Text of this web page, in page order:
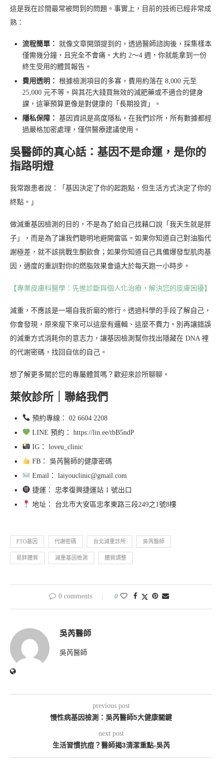
這是我在診間最常被問到的問題。事實上，目前的技術已經非常成
熟：
流程簡單： 就像文章開頭提到的，透過醫師諮詢後，採集樣本
僅需幾分鐘，且完全不會痛。大約 2～4 週，你就能拿到一份
終生受用的體質報告。
費用透明： 根據檢測項目的多寡，費用約落在 8,000 元至
25,000 元不等。與其花大錢買無效的減肥藥或不適合的健身
課，這筆預算更像是對健康的「長期投資」。
隱私保障： 基因資訊是高度隱私，在我們診所，所有數據都經
過嚴格加密處理，僅供醫療建議使用。
吳醫師的真心話：基因不是命運，是你的
指路明燈
我常跟患者說：「基因決定了你的起跑點，但生活方式決定了你的
終點。」
做減重基因檢測的目的，不是為了給自己找藉口說「我天生就是胖
子」，而是為了讓我們聰明地避開雷區。如果你知道自己對油脂代
謝極差，就不該挑戰生酮飲食；如果你知道自己具備爆發型肌肉基
因，適度的重訓對你的燃脂效果會遠大於每天跑一小時步。
【專業皮膚科醫學：先進診斷與個人化治療，解決您的皮膚困擾】
減重，不應該是一場自我折磨的修行。透過科學的手段了解自己，
你會發現，原來瘦下來可以這麼有邏輯、這麼不費力。別再讓錯誤
的減重方式消耗你的意志力，讓基因檢測幫你找出隱藏在 DNA 裡
的代謝密碼，找回自信的自己。
想了解更多關於您的專屬體質嗎？歡迎來診所聊聊。
萊攸診所｜聯絡我們
預約專線： 02 6604 2208
LINE 預約： https://lin.ee/tbB5ndP
IG： loveu_clinic
FB： 吳芮醫師的健康密碼
Email： laiyouclinic@gmail.com
捷運： 忠孝復興捷運站 1 號出口
地址： 台北市大安區忠孝東路三段249之1號8樓
FTO基因 代謝密碼 台北減重診所 吳芮醫師
易胖體質 減重基因檢測 體質調整
0 comments 0
吳芮醫師
吳芮醫師
previous post
慢性病基因檢測：吳芮醫師5大健康關鍵
next post
生活習慣抗痘？醫師揭3清潔重點-吳芮